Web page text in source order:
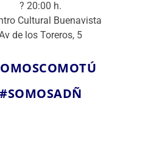
? 20:00 h.
Cultural Buenavista
de los Toreros, 5
#SOMOSADÑ